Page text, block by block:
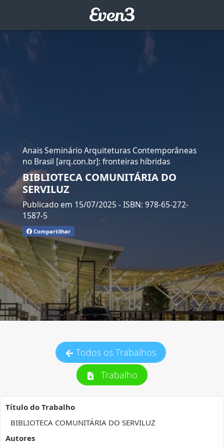
Anais Seminário Arquiteturas Contemporâneas
no Brasil [arq.con.br]: fronteiras híbridas
BIBLIOTECA COMUNITÁRIA DO
SERVILUZ
Publicado em 15/07/2025 - ISBN: 978-65-272-
1587-5
Compartilhar
Todos os Trabalhos
Trabalho
Título do Trabalho
BIBLIOTECA COMUNITÁRIA DO SERVILUZ
Autores